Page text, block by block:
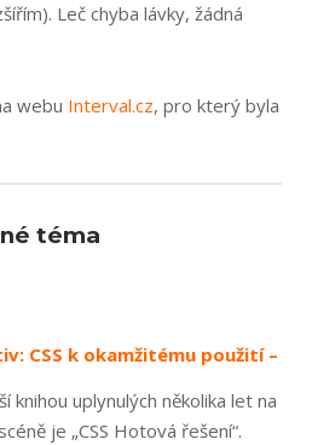
Leč chyba lávky, žádná
webu Interval.cz, pro který byla
téma
CSS k okamžitému použití –
knihou uplynulých několika let na
je „CSS Hotová řešení“.